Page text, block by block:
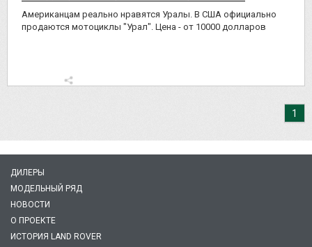
Американцам реально нравятся Уралы. В США официально
продаются мотоциклы "Урал". Цена - от 10000 долларов
1
ДИЛЕРЫ
МОДЕЛЬНЫЙ РЯД
НОВОСТИ
О ПРОЕКТЕ
ИСТОРИЯ LAND ROVER